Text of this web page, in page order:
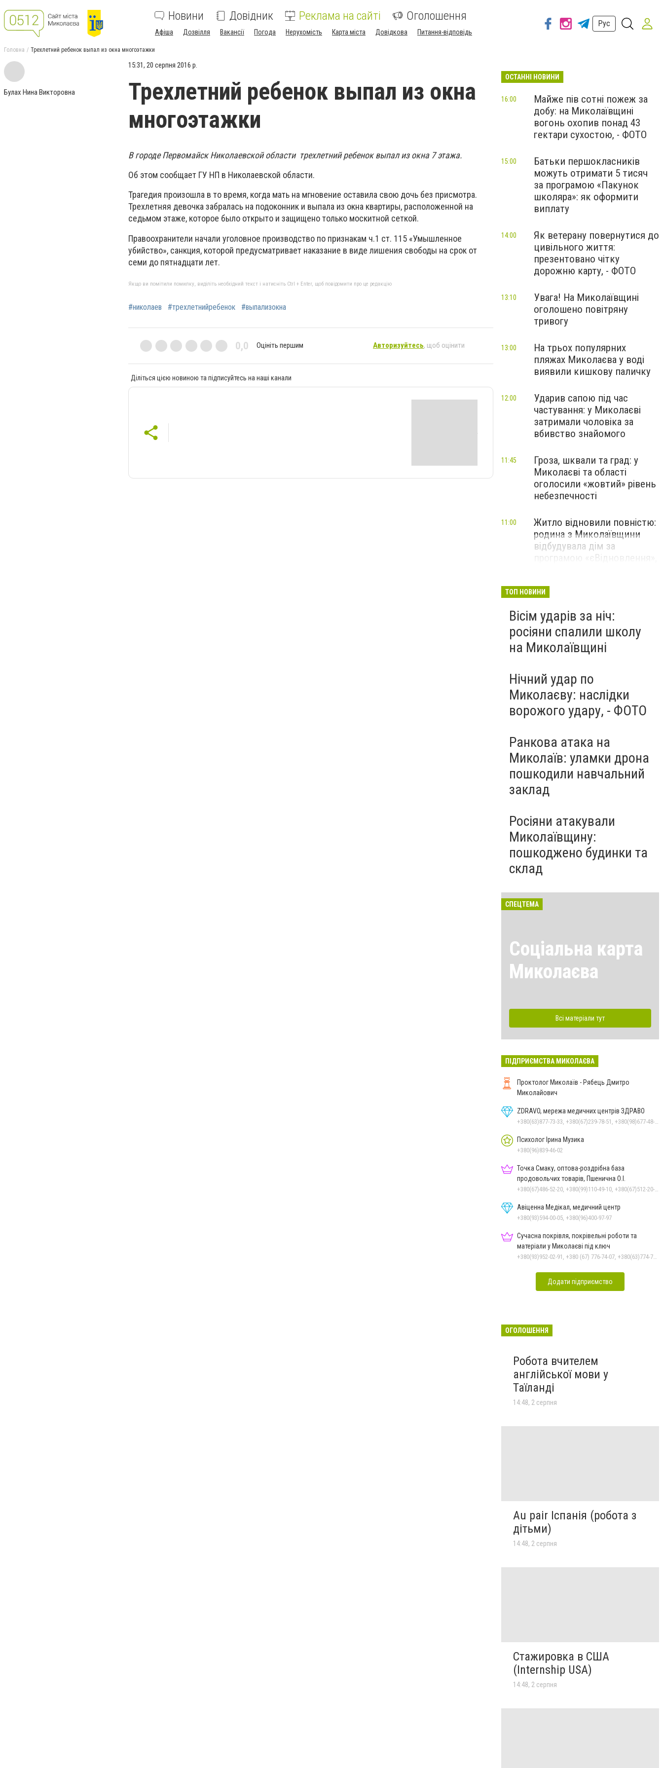
Новини Довідник Реклама на сайті Оголошення
Афіша Дозвілля Вакансії Погода Нерухомість Карта міста Довідкова Питання-відповідь
Рус
Головна Трехлетний ребенок выпал из окна многоэтажки
Булах Нина Викторовна
15:31, 20 серпня 2016 р.
Трехлетний ребенок выпал из окна
многоэтажки
В городе Первомайск Николаевской области трехлетний ребенок выпал из окна 7 этажа.
Об этом сообщает ГУ НП в Николаевской области.
Трагедия произошла в то время, когда мать на мгновение оставила свою дочь без присмотра.
Трехлетняя девочка забралась на подоконник и выпала из окна квартиры, расположенной на
седьмом этаже, которое было открыто и защищено только москитной сеткой.
Правоохранители начали уголовное производство по признакам ч.1 ст. 115 «Умышленное
убийство», санкция, которой предусматривает наказание в виде лишения свободы на срок от
семи до пятнадцати лет.
Якщо ви помітили помилку, виділіть необхідний текст і натисніть Ctrl + Enter, щоб повідомити про це редакцію
#николаев #трехлетнийребенок #выпализокна
0,0 Оцініть першим Авторизуйтесь, щоб оцінити
Діліться цією новиною та підписуйтесь на наші канали
ОСТАННІ НОВИНИ
Майже пів сотні пожеж за
добу: на Миколаївщині
вогонь охопив понад 43
гектари сухостою, - ФОТО
16:00
Батьки першокласників
можуть отримати 5 тисяч
за програмою «Пакунок
школяра»: як оформити
виплату
15:00
Як ветерану повернутися до
цивільного життя:
презентовано чітку
дорожню карту, - ФОТО
14:00
Увага! На Миколаївщині
оголошено повітряну
тривогу
13:10
На трьох популярних
пляжах Миколаєва у воді
виявили кишкову паличку
13:00
Ударив сапою під час
частування: у Миколаєві
затримали чоловіка за
вбивство знайомого
12:00
Гроза, шквали та град: у
Миколаєві та області
оголосили «жовтий» рівень
небезпечності
11:45
Житло відновили повністю:
родина з Миколаївщини
відбудувала дім за
програмою «єВідновлення»,
11:00
ТОП НОВИНИ
Вісім ударів за ніч:
росіяни спалили школу
на Миколаївщині
Нічний удар по
Миколаєву: наслідки
ворожого удару, - ФОТО
Ранкова атака на
Миколаїв: уламки дрона
пошкодили навчальний
заклад
Росіяни атакували
Миколаївщину:
пошкоджено будинки та
склад
СПЕЦТЕМА
Соціальна карта
Миколаєва
Всі матеріали тут
ПІДПРИЄМСТВА МИКОЛАЄВА
Проктолог Миколаїв - Рябець Дмитро
Миколайович
ZDRAVO, мережа медичних центрів ЗДРАВО
Психолог Ірина Музика
+380(96)839-46-02
Точка Смаку, оптова-роздрібна база
продовольчих товарів, Пшенична О.І.
Авіценна Медікал, медичний центр
+380(93)594-00-05, +380(96)400-97-97
Сучасна покрівля, покрівельні роботи та
матеріали у Миколаєві під ключ
Додати підприємство
ОГОЛОШЕННЯ
Робота вчителем
англійської мови у
Таїланді
14:48, 2 серпня
Au pair Іспанія (робота з
дітьми)
14:48, 2 серпня
Стажировка в США
(Internship USA)
14:48, 2 серпня